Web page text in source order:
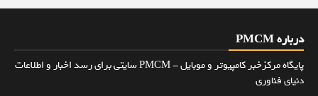
درباره PMCM
پایگاه مرکزخبر کامپیوتر و موبایل - PMCM سایتی برای رسد اخبار و اطلاعات
دنیای فناوری